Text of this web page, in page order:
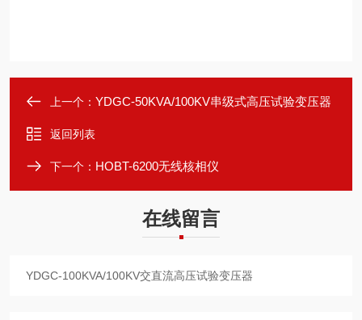
上一个： YDGC-50KVA/100KV串级式高压试验变压器
返回列表
下一个： HOBT-6200无线核相仪
在线留言